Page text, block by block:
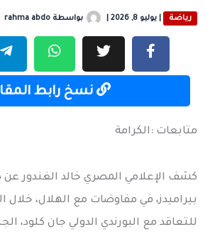
رياضة |يوليو 8, 2026 بواسطة rahma abdo
نسخ رابط
متابعات :الكرامة
كشف الإعلامي المصري خالد الغندور عن
بيراميدز، في مفاوضات مع الهلال، خلال
للتعاقد مع البورندي الدولي جان كلود،